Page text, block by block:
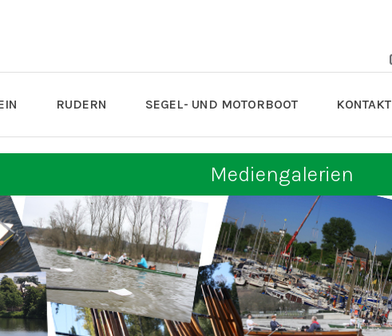
RUDERN SEGEL- UND MOTORBOOT KONTAKT
Mediengalerien